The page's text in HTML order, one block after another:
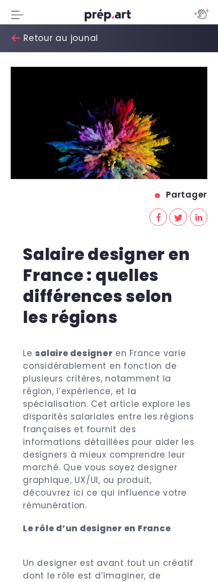
Retour au jounal
Partager
Salaire designer en
France : quelles
différences selon
les régions
Lesalaire designer en France varie
considérablement en fonction de
plusieurs critères, notamment la
région, l’expérience, et la
spécialisation. Cet article explore les
disparités salariales entre les régions
françaises et fournit des
informations détaillées pour aider les
designers à mieux comprendre leur
marché. Que vous soyez designer
graphique, UX/UI, ou produit,
découvrez ici ce qui influence votre
rémunération.
Le rôle d’un designer en France
Un designer est avant tout un créatif
dont le rôle est d’imaginer, de